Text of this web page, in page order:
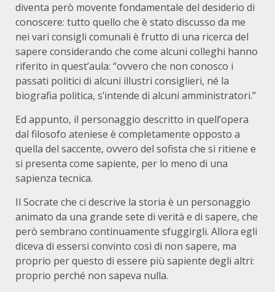
diventa però movente fondamentale del desiderio di
conoscere: tutto quello che è stato discusso da me
nei vari consigli comunali è frutto di una ricerca del
sapere considerando che come alcuni colleghi hanno
riferito in quest’aula: “ovvero che non conosco i
passati politici di alcuni illustri consiglieri, né la
biografia politica, s’intende di alcuni amministratori.”
Ed appunto, il personaggio descritto in quell’opera
dal filosofo ateniese è completamente opposto a
quella del saccente, ovvero del sofista che si ritiene e
si presenta come sapiente, per lo meno di una
sapienza tecnica.
Il Socrate che ci descrive la storia è un personaggio
animato da una grande sete di verità e di sapere, che
però sembrano continuamente sfuggirgli. Allora egli
diceva di essersi convinto così di non sapere, ma
proprio per questo di essere più sapiente degli altri:
proprio perché non sapeva nulla.